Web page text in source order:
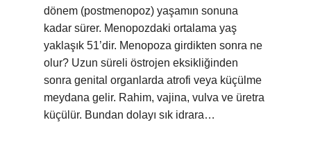
dönem (postmenopoz) yaşamın sonuna
kadar sürer. Menopozdaki ortalama yaş
yaklaşık 51’dir. Menopoza girdikten sonra ne
olur? Uzun süreli östrojen eksikliğinden
sonra genital organlarda atrofi veya küçülme
meydana gelir. Rahim, vajina, vulva ve üretra
küçülür. Bundan dolayı sık idrara…